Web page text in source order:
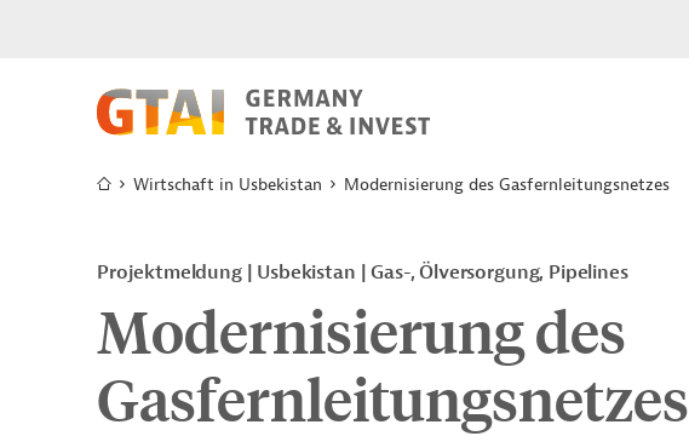
Wirtschaft in Usbekistan Modernisierung des Gasfernleitungsnetzes
Projektmeldung Usbekistan Gas-, Ölversorgung, Pipelines
Modernisierung des
Gasfernleitungsnetzes